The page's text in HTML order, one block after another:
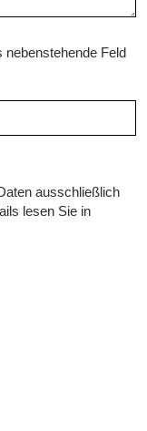
nebenstehende Feld
ausschließlich
lesen Sie in